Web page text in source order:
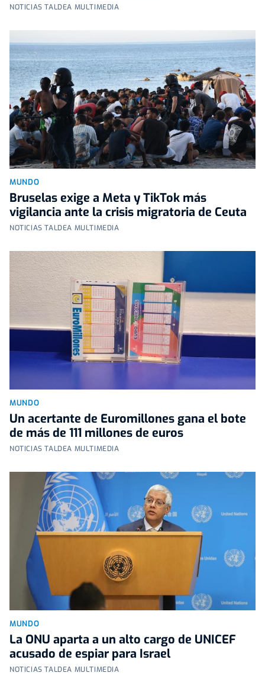
NOTICIAS TALDEA MULTIMEDIA
MUNDO
Bruselas exige a Meta y TikTok más
vigilancia ante la crisis migratoria de Ceuta
NOTICIAS TALDEA MULTIMEDIA
MUNDO
Un acertante de Euromillones gana el bote
de más de 111 millones de euros
NOTICIAS TALDEA MULTIMEDIA
MUNDO
La ONU aparta a un alto cargo de UNICEF
acusado de espiar para Israel
NOTICIAS TALDEA MULTIMEDIA